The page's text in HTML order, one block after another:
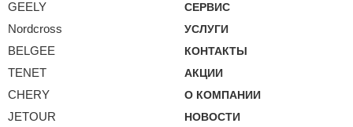
GEELY
Nordcross
BELGEE
TENET
CHERY
JETOUR
СЕРВИС
УСЛУГИ
КОНТАКТЫ
АКЦИИ
О КОМПАНИИ
НОВОСТИ